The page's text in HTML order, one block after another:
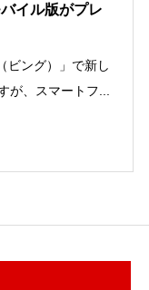
イル版がプレ
ビング）」で新し
が、スマートフ...